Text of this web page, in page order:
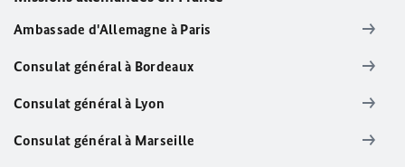
Ambassade d'Allemagne à Paris
Consulat général à Bordeaux
Consulat général à Lyon
Consulat général à Marseille